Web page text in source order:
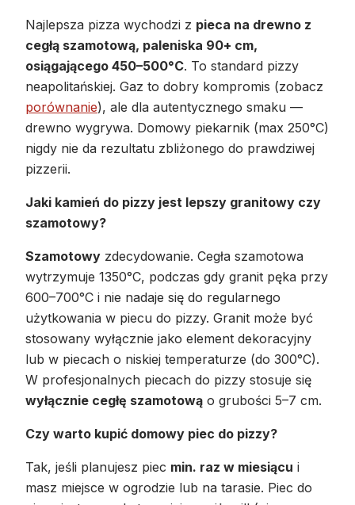
Najlepsza pizza wychodzi z pieca na drewno z
cegłą szamotową, paleniska 90+ cm,
osiągającego 450–500°C. To standard pizzy
neapolitańskiej. Gaz to dobry kompromis (zobacz
porównanie), ale dla autentycznego smaku —
drewno wygrywa. Domowy piekarnik (max 250°C)
nigdy nie da rezultatu zbliżonego do prawdziwej
pizzerii.
Jaki kamień do pizzy jest lepszy granitowy czy
szamotowy?
Szamotowy zdecydowanie. Cegła szamotowa
wytrzymuje 1350°C, podczas gdy granit pęka przy
600–700°C i nie nadaje się do regularnego
użytkowania w piecu do pizzy. Granit może być
stosowany wyłącznie jako element dekoracyjny
lub w piecach o niskiej temperaturze (do 300°C).
W profesjonalnych piecach do pizzy stosuje się
wyłącznie cegłę szamotową o grubości 5–7 cm.
Czy warto kupić domowy piec do pizzy?
Tak, jeśli planujesz piec min. raz w miesiącu i
masz miejsce w ogrodzie lub na tarasie. Piec do